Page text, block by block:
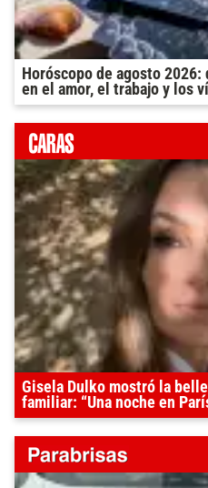
Horóscopo de agosto 2026:
en el amor, el trabajo y los
Gisela Dulko mostró la
familiar: “Una noche en